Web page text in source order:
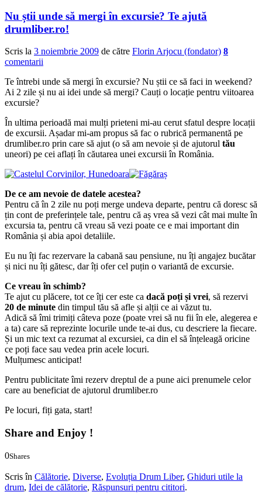
Nu știi unde să mergi în excursie? Te ajută
drumliber.ro!
Scris la 3 noiembrie 2009 de către Florin Arjocu (fondator) 8
comentarii
Te întrebi unde să mergi în excursie? Nu știi ce să faci in weekend?
Ai 2 zile și nu ai idei unde să mergi? Cauți o locație pentru viitoarea
excursie?
În ultima perioadă mai mulți prieteni mi-au cerut sfatul despre locații
de excursii. Așadar mi-am propus să fac o rubrică permanentă pe
drumliber.ro prin care să ajut (o să am nevoie și de ajutorul tău
uneori) pe cei aflați în căutarea unei excursii în România.
De ce am nevoie de datele acestea?
Pentru că în 2 zile nu poți merge undeva departe, pentru că doresc să
țin cont de preferințele tale, pentru că aș vrea să vezi cât mai multe în
excursia ta, pentru că vreau să vezi poate ce e mai important din
România și abia apoi detaliile.
Eu nu îți fac rezervare la cabană sau pensiune, nu îți angajez bucătar
și nici nu îți gătesc, dar îți ofer cel puțin o variantă de excursie.
Ce vreau în schimb?
Te ajut cu plăcere, tot ce îți cer este ca dacă poți și vrei, să rezervi
20 de minute din timpul tău să afle și alții ce ai văzut tu.
Adică să îmi trimiți câteva poze (poate vrei să nu fii în ele, alegerea e
a ta) care să reprezinte locurile unde te-ai dus, cu descriere la fiecare.
Și un mic text ca rezumat al excursiei, ca din el să înțeleagă oricine
ce poți face sau vedea prin acele locuri.
Mulțumesc anticipat!
Pentru publicitate îmi rezerv dreptul de a pune aici prenumele celor
care au beneficiat de ajutorul drumliber.ro
Pe locuri, fiți gata, start!
Share and Enjoy !
0Shares
Scris în Călătorie, Diverse, Evoluția Drum Liber, Ghiduri utile la
drum, Idei de călătorie, Răspunsuri pentru cititori.